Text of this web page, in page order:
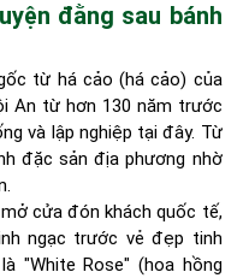
đằng sau bánh
từ há cảo (há cảo) của
An từ hơn 130 năm trước
và lập nghiệp tại đây. Từ
đặc sản địa phương nhờ
cửa đón khách quốc tế,
ngạc trước vẻ đẹp tinh
"White Rose" (hoa hồng